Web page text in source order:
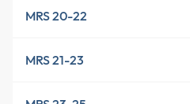
MRS 20-22
MRS 21-23